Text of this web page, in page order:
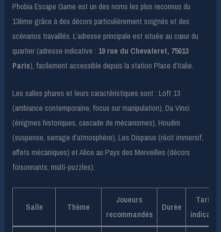
Phobia Escape Game est un des noms les plus reconnus du
13ème grâce à des décors particulièrement soignés et des
scénarios travaillés. L’adresse principale est située au cœur du
quartier (adresse indicative : 19 rue du Chevaleret, 75013
Paris), facilement accessible depuis la station Place d’Italie.
Les salles phares et leurs caractéristiques sont : Loft 13
(ambiance contemporaine, focus sur manipulation), Da Vinci
(énigmes historiques, cascade de mécanismes), Houdini
(suspense, serrage d’atmosphère), Les Disparus (récit immersif,
effets mécaniques) et Alice au Pays des Merveilles (décors
foisonnants, multi-puzzles).
Salle Thème
Joueurs
recommandés
Durée
Tarif
indicatif